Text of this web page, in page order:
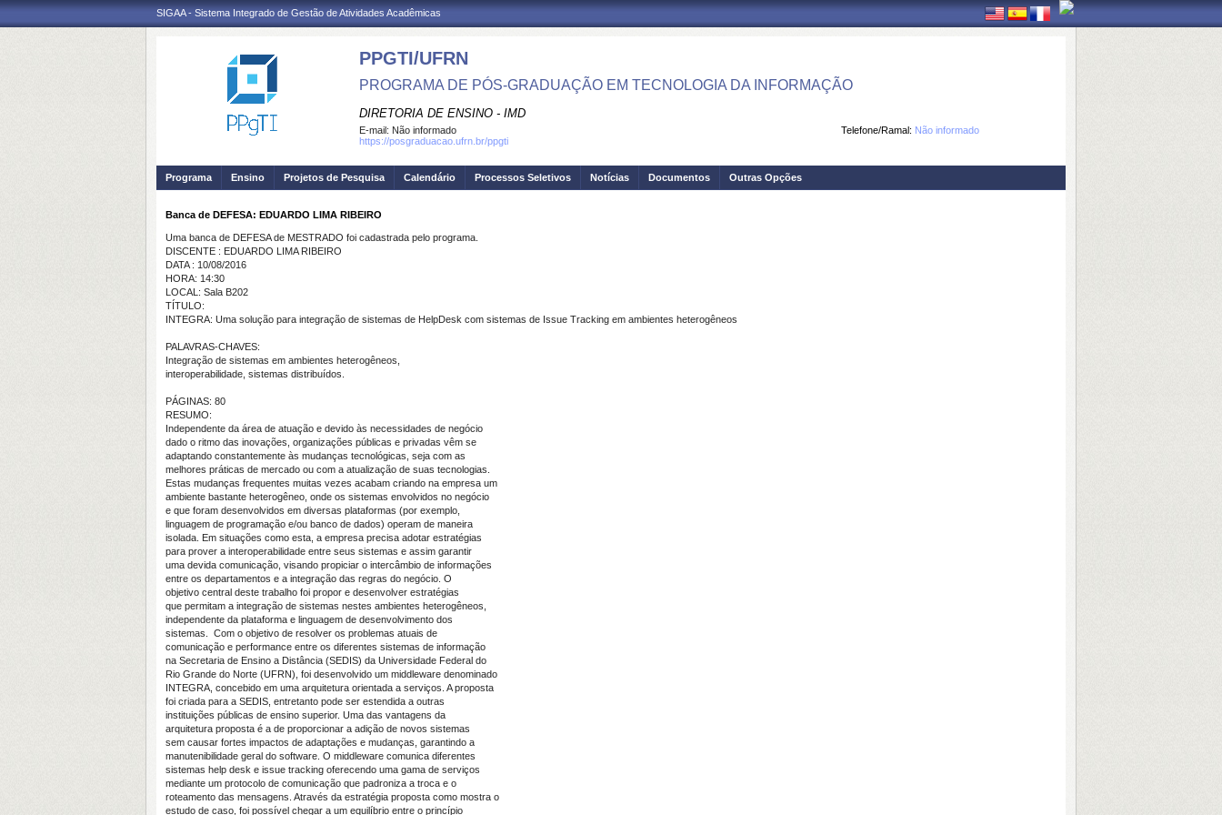
SIGAA - Sistema Integrado de Gestão de Atividades Acadêmicas
PPGTI/UFRN
PROGRAMA DE PÓS-GRADUAÇÃO EM TECNOLOGIA DA INFORMAÇÃO
DIRETORIA DE ENSINO - IMD
Telefone/Ramal: Não informado
E-mail: Não informado
https://posgraduacao.ufrn.br/ppgti
Programa Ensino Projetos de Pesquisa Calendário Processos Seletivos Notícias Documentos Outras Opções
Banca de DEFESA: EDUARDO LIMA RIBEIRO
Uma banca de DEFESA de MESTRADO foi cadastrada pelo programa.
DISCENTE : EDUARDO LIMA RIBEIRO
DATA : 10/08/2016
HORA: 14:30
LOCAL: Sala B202
TÍTULO:
INTEGRA: Uma solução para integração de sistemas de HelpDesk com sistemas de Issue Tracking em ambientes heterogêneos
PALAVRAS-CHAVES:
Integração de sistemas em ambientes heterogêneos,
interoperabilidade, sistemas distribuídos.
PÁGINAS: 80
RESUMO:
Independente da área de atuação e devido às necessidades de negócio
dado o ritmo das inovações, organizações públicas e privadas vêm se
adaptando constantemente às mudanças tecnológicas, seja com as
melhores práticas de mercado ou com a atualização de suas tecnologias.
Estas mudanças frequentes muitas vezes acabam criando na empresa um
ambiente bastante heterogêneo, onde os sistemas envolvidos no negócio
e que foram desenvolvidos em diversas plataformas (por exemplo,
linguagem de programação e/ou banco de dados) operam de maneira
isolada. Em situações como esta, a empresa precisa adotar estratégias
para prover a interoperabilidade entre seus sistemas e assim garantir
uma devida comunicação, visando propiciar o intercâmbio de informações
entre os departamentos e a integração das regras do negócio. O
objetivo central deste trabalho foi propor e desenvolver estratégias
que permitam a integração de sistemas nestes ambientes heterogêneos,
independente da plataforma e linguagem de desenvolvimento dos
sistemas. Com o objetivo de resolver os problemas atuais de
comunicação e performance entre os diferentes sistemas de informação
na Secretaria de Ensino a Distância (SEDIS) da Universidade Federal do
Rio Grande do Norte (UFRN), foi desenvolvido um middleware denominado
INTEGRA, concebido em uma arquitetura orientada a serviços. A proposta
foi criada para a SEDIS, entretanto pode ser estendida a outras
instituições públicas de ensino superior. Uma das vantagens da
arquitetura proposta é a de proporcionar a adição de novos sistemas
sem causar fortes impactos de adaptações e mudanças, garantindo a
manutenibilidade geral do software. O middleware comunica diferentes
sistemas help desk e issue tracking oferecendo uma gama de serviços
mediante um protocolo de comunicação que padroniza a troca e o
roteamento das mensagens. Através da estratégia proposta como mostra o
estudo de caso, foi possível chegar a um equilíbrio entre o princípio